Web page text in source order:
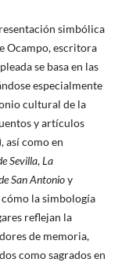
simbólica
Ocampo, escritora
se basa en las
especialmente
cultural de la
y artículos
así como en
Sevilla,La
San Antonioy
la simbología
reflejan la
de memoria,
como sagrados en